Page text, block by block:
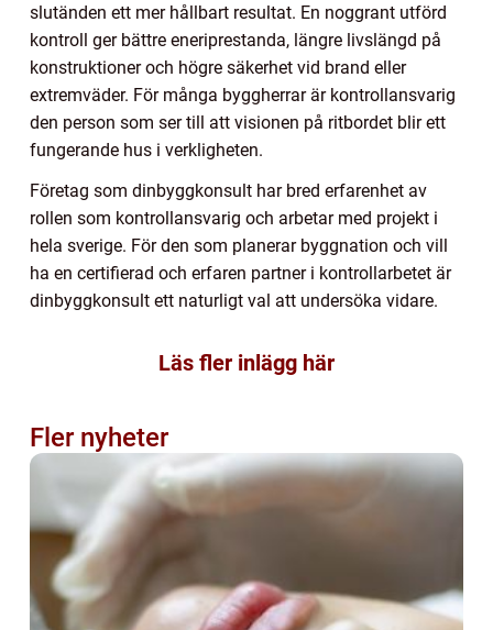
slutänden ett mer hållbart resultat. En noggrant utförd
kontroll ger bättre eneriprestanda, längre livslängd på
konstruktioner och högre säkerhet vid brand eller
extremväder. För många byggherrar är kontrollansvarig
den person som ser till att visionen på ritbordet blir ett
fungerande hus i verkligheten.
Företag som dinbyggkonsult har bred erfarenhet av
rollen som kontrollansvarig och arbetar med projekt i
hela sverige. För den som planerar byggnation och vill
ha en certifierad och erfaren partner i kontrollarbetet är
dinbyggkonsult ett naturligt val att undersöka vidare.
Läs fler inlägg här
Fler nyheter